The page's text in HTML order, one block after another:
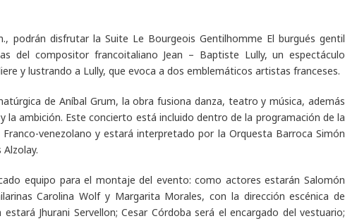
podrán disfrutar la Suite Le Bourgeois Gentilhomme El burgués gentil
del compositor francoitaliano Jean – Baptiste Lully, un espectáculo
y lustrando a Lully, que evoca a dos emblemáticos artistas franceses.
de Aníbal Grum, la obra fusiona danza, teatro y música, además
la ambición. Este concierto está incluido dentro de la programación de la
venezolano y estará interpretado por la Orquesta Barroca Simón
equipo para el montaje del evento: como actores estarán Salomón
Carolina Wolf y Margarita Morales, con la dirección escénica de
Jhurani Servellon; Cesar Córdoba será el encargado del vestuario;